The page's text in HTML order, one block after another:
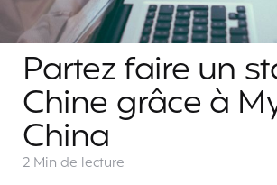
Partez faire un
Chine grâce à
China
2 Min de lecture